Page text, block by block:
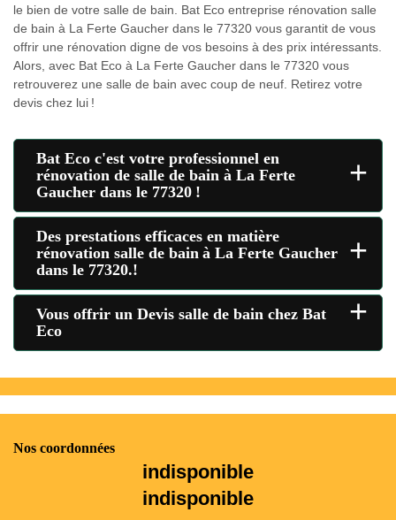
le bien de votre salle de bain. Bat Eco entreprise rénovation salle
de bain à La Ferte Gaucher dans le 77320 vous garantit de vous
offrir une rénovation digne de vos besoins à des prix intéressants.
Alors, avec Bat Eco à La Ferte Gaucher dans le 77320 vous
retrouverez une salle de bain avec coup de neuf. Retirez votre
devis chez lui !
Bat Eco c'est votre professionnel en
rénovation de salle de bain à La Ferte
Gaucher dans le 77320 !
+
Des prestations efficaces en matière
rénovation salle de bain à La Ferte Gaucher
dans le 77320.!
+
Vous offrir un Devis salle de bain chez Bat
Eco
+
Nos coordonnées
indisponible
indisponible